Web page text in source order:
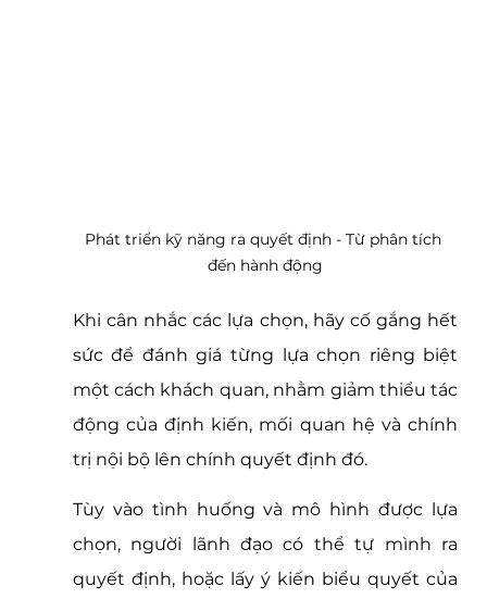
Phát triển kỹ năng ra quyết định - Từ phân tích
đến hành động
Khi cân nhắc các lựa chọn, hãy cố gắng hết
sức để đánh giá từng lựa chọn riêng biệt
một cách khách quan, nhằm giảm thiểu tác
động của định kiến, mối quan hệ và chính
trị nội bộ lên chính quyết định đó.
Tùy vào tình huống và mô hình được lựa
chọn, người lãnh đạo có thể tự mình ra
quyết định, hoặc lấy ý kiến biểu quyết của